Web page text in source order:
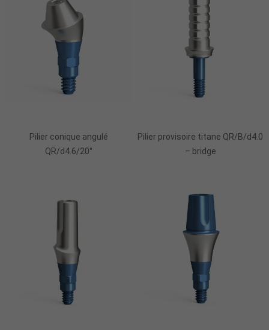
Pilier conique angulé
QR/d4.6/20°
Pilier provisoire titane QR/B/d4.0
– bridge